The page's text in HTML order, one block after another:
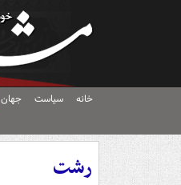
خانه سیاست جهان
رشت